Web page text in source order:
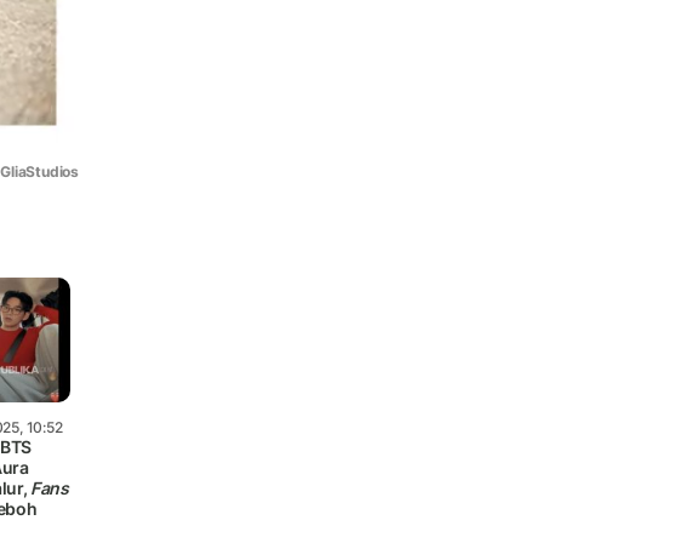
GliaStudios
10:52
Fans